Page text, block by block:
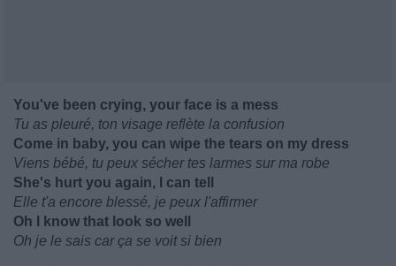
You've been crying, your face is a mess
Tu as pleuré, ton visage reflète la confusion
Come in baby, you can wipe the tears on my dress
Viens bébé, tu peux sécher tes larmes sur ma robe
She's hurt you again, I can tell
Elle t'a encore blessé, je peux l'affirmer
Oh I know that look so well
Oh je le sais car ça se voit si bien